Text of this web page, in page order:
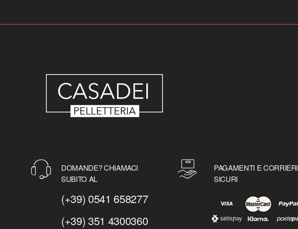
DOMANDE? CHIAMACI
SUBITO AL
(+39) 0541 658277
(+39) 351 4300360
PAGAMENTI E CORRIERI
SICURI